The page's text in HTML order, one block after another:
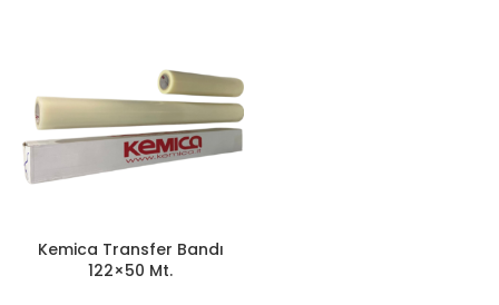
Kemica Transfer Bandı
122×50 Mt.